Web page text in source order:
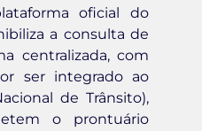
oficial do
a consulta de
centralizada, com
ser integrado ao
de Trânsito),
o prontuário